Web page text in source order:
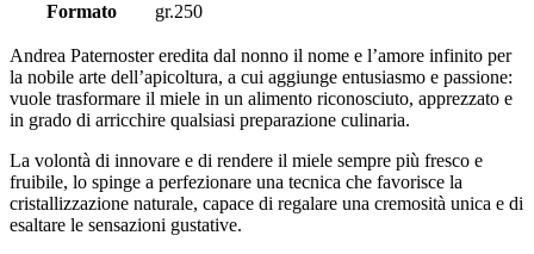
Formato
gr.250
Andrea Paternoster eredita dal nonno il nome e l’amore infinito per
la nobile arte dell’apicoltura, a cui aggiunge entusiasmo e passione:
vuole trasformare il miele in un alimento riconosciuto, apprezzato e
in grado di arricchire qualsiasi preparazione culinaria.
La volontà di innovare e di rendere il miele sempre più fresco e
fruibile, lo spinge a perfezionare una tecnica che favorisce la
cristallizzazione naturale, capace di regalare una cremosità unica e di
esaltare le sensazioni gustative.